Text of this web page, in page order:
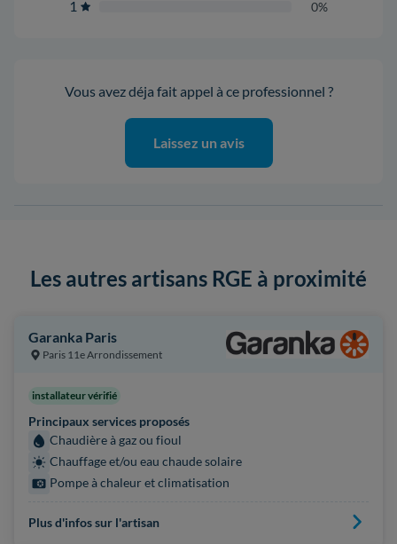
1 0%
Vous avez déja fait appel à ce professionnel ?
Laissez un avis
Les autres artisans RGE à proximité
Garanka Paris
Paris 11e Arrondissement
installateur vérifié
Principaux services proposés
Chaudière à gaz ou fioul
Chauffage et/ou eau chaude solaire
Pompe à chaleur et climatisation
Plus d'infos sur l'artisan